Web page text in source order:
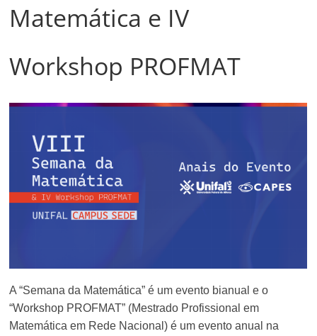
Matemática e IV
Workshop PROFMAT
A “Semana da Matemática” é um evento bianual e o
“Workshop PROFMAT” (Mestrado Profissional em
Matemática em Rede Nacional) é um evento anual na